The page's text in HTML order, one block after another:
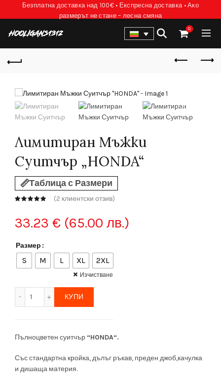
Безплатна доставка над 100€ • Експресна доставка • Ако
размерът не стане – лесна смяна
0
Лимитиран Мъжки
Суитчър „HONDA“
Таблица с Размери
(2 клиентски отзив)
33.23 € (65.00 лв.)
Размер
S M L XL 2XL
Изчистване
КУПИ
Пълноцветен суитчър “HONDA“.
Със стандартна кройка, дълъг ръкав, преден джоб,качулка
и дишаща материя.